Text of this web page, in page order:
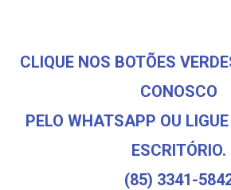
CLIQUE NOS BOTÕES
CONOSCO
PELO WHATSAPP OU
ESCRITÓRIO.
(85) 3341-